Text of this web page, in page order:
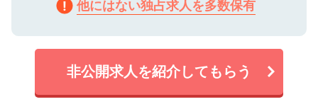
他にはない独占求人を多数保有
非公開求人を紹介してもらう